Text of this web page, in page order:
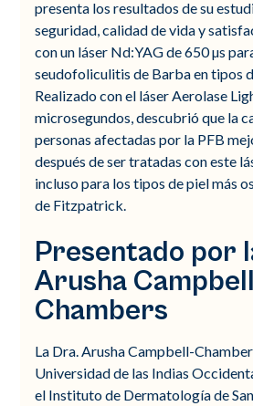
presenta los resultados de su
seguridad, calidad de vida y
con un láser Nd:YAG de 650 µs
seudofoliculitis de Barba en tipos
Realizado con el láser Aerolase
microsegundos, descubrió que la
personas afectadas por la PFB
después de ser tratadas con este
incluso para los tipos de piel más
de Fitzpatrick.
Presentado por
Arusha
Chambers
La Dra. Arusha Campbell-
Universidad de las Indias
el Instituto de Dermatología de